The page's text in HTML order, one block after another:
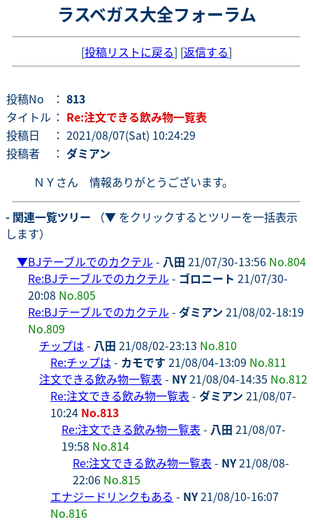
ラスベガス大全フォーラム
[投稿リストに戻る] [返信する]
投稿No ： 813
タイトル ： Re:注文できる飲み物一覧表
投稿日
： 2021/08/07(Sat) 10:24:29
投稿者
： ダミアン
ＮＹさん 情報ありがとうございます。
- 関連一覧ツリー （▼ をクリックするとツリーを一括表示
します）
▼BJテーブルでのカクテル - 八田 21/07/30-13:56 No.804
Re:BJテーブルでのカクテル - ゴロニート 21/07/30-
20:08 No.805
Re:BJテーブルでのカクテル - ダミアン 21/08/02-18:19
No.809
チップは - 八田 21/08/02-23:13 No.810
Re:チップは - カモです 21/08/04-13:09 No.811
注文できる飲み物一覧表 - NY21/08/04-14:35 No.812
Re:注文できる飲み物一覧表 - ダミアン 21/08/07-
10:24 No.813
Re:注文できる飲み物一覧表 - 八田 21/08/07-
19:58 No.814
Re:注文できる飲み物一覧表 - NY21/08/08-
22:06 No.815
エナジードリンクもある - NY21/08/10-16:07
No.816